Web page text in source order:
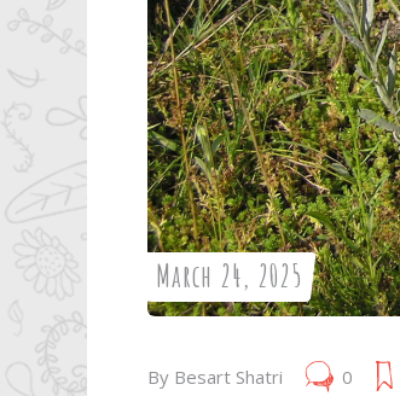
March 24, 2025
By Besart Shatri 0